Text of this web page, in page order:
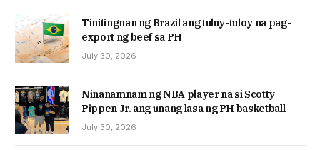
Tinitingnan ng Brazil ang tuluy-tuloy na pag-
export ng beef sa PH
July 30, 2026
Ninanamnam ng NBA player na si Scotty
Pippen Jr. ang unang lasa ng PH basketball
July 30, 2026